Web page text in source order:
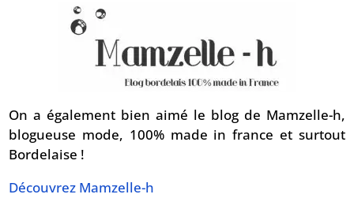
On a également bien aimé le blog de Mamzelle-h,
blogueuse mode, 100% made in france et surtout
Bordelaise !
Découvrez Mamzelle-h